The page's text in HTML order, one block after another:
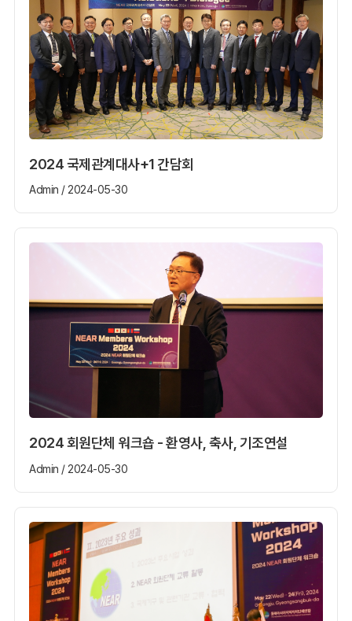
2024 국제관계대사+1 간담회
Admin / 2024-05-30
2024 회원단체 워크숍 - 환영사, 축사, 기조연설
Admin / 2024-05-30